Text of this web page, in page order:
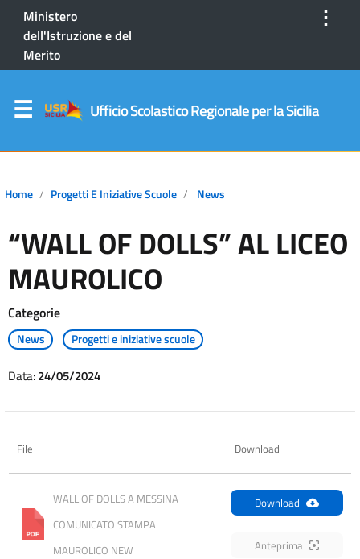
Ministero
dell'Istruzione e del
Merito
⋮
Ufficio Scolastico Regionale per la Sicilia
Home Progetti E Iniziative Scuole News
“WALL OF DOLLS” AL LICEO
MAUROLICO
Categorie
News Progetti e iniziative scuole
Data:24/05/2024
File Download
WALL OF DOLLS A MESSINA
COMUNICATO STAMPA
MAUROLICO NEW
Download
Anteprima